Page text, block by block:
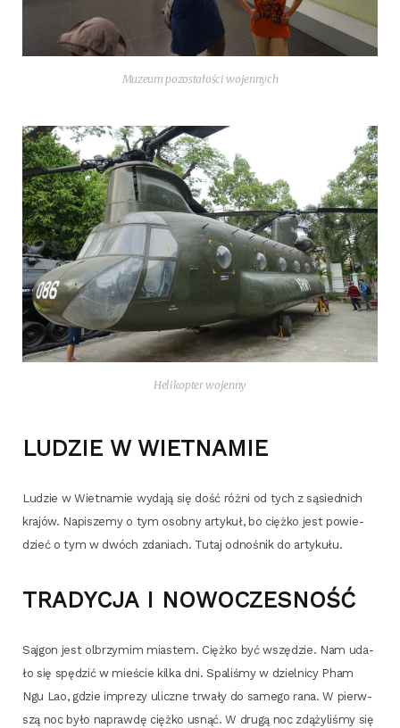
Muzeum pozostałości wojennych
Heli­kop­ter wojenny
LUDZIE W WIETNAMIE
Ludzie w Wiet­na­mie wyda­ją się dość róż­ni od tych z sąsied­nich
kra­jów. Napi­sze­my o tym osob­ny arty­kuł, bo cięż­ko jest powie­
dzieć o tym w dwóch zda­niach. Tutaj odno­śnik do artykułu.
TRADYCJA I NOWOCZESNOŚĆ
Saj­gon jest olbrzy­mim mia­stem. Cięż­ko być wszę­dzie. Nam uda­
ło się spę­dzić w mie­ście kil­ka dni. Spa­li­śmy w dziel­ni­cy Pham
Ngu Lao, gdzie impre­zy ulicz­ne trwa­ły do same­go rana. W pierw­
szą noc było napraw­dę cięż­ko usnąć. W dru­gą noc zdą­ży­li­śmy się